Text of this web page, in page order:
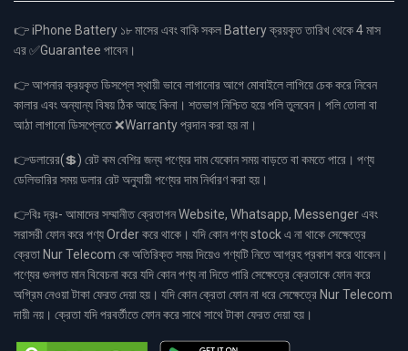
👉 iPhone Battery ১৮ মাসের এবং বাকি সকল Battery ক্রয়কৃত তারিখ থেকে 4 মাস
এর ✅Guarantee পাবেন।
👉 আপনার ক্রয়কৃত ডিসপ্লে স্থায়ী ভাবে লাগানোর আগে মোবাইলে লাগিয়ে চেক করে নিবেন
কালার এবং অন্যান্য বিষয় ঠিক আছে কিনা। শতভাগ নিশ্চিত হয়ে পলি তুলবেন। পলি তোলা বা
আঠা লাগানো ডিসপ্লেতে ❌Warranty প্রদান করা হয় না।
👉ডলারের(💲) রেট কম বেশির জন্য পণ্যের দাম যেকোন সময় বাড়তে বা কমতে পারে। পণ্য
ডেলিভারির সময় ডলার রেট অনুযায়ী পণ্যের দাম নির্ধারণ করা হয়।
👉বিঃ দ্রঃ- আমাদের সম্মানীত ক্রেতাগন Website, Whatsapp, Messenger এবং
সরাসরী ফোন করে পণ্য Order করে থাকে। যদি কোন পণ্য stock এ না থাকে সেক্ষেত্রে
ক্রেতা Nur Telecom কে অতিরিক্ত সময় দিয়েও পণ্যটি নিতে আগ্রহ প্রকাশ করে থাকেন।
পণ্যের গুনগত মান বিবেচনা করে যদি কোন পণ্য না দিতে পারি সেক্ষেত্রে ক্রেতাকে ফোন করে
অগ্রিম নেওয়া টাকা ফেরত দেয়া হয়। যদি কোন ক্রেতা ফোন না ধরে সেক্ষেত্রে Nur Telecom
দায়ী নয়। ক্রেতা যদি পরবর্তীতে ফোন করে সাথে সাথে টাকা ফেরত দেয়া হয়।